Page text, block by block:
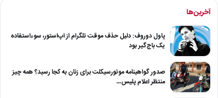
آخرین‌ها
پاول دوروف: دلیل حذف موقت تلگرام از اپ‌استور، سوءاستفاده
یک باج‌گیر بود
صدور گواهینامه موتورسیکلت برای زنان به کجا رسید؟ همه چیز
منتظر اعلام پلیس…